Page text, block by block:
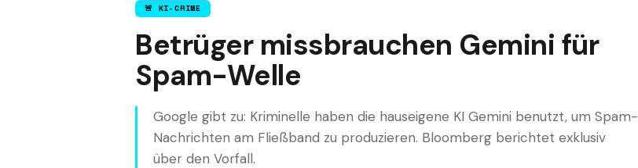
🚨 KI-CRIME
Betrüger missbrauchen Gemini für
Spam-Welle
Google gibt zu: Kriminelle haben die hauseigene KI Gemini benutzt, um Spam-
Nachrichten am Fließband zu produzieren. Bloomberg berichtet exklusiv
über den Vorfall.